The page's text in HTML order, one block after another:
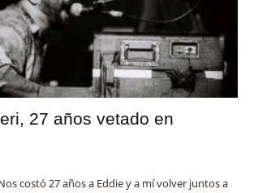
27 años vetado en
costó 27 años a Eddie y a mí volver juntos a